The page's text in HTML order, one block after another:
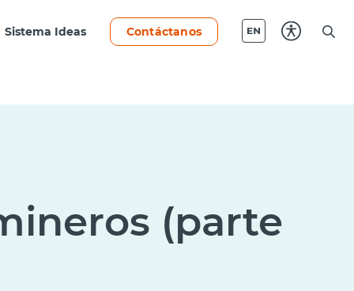
Sistema Ideas Contáctanos
(parte